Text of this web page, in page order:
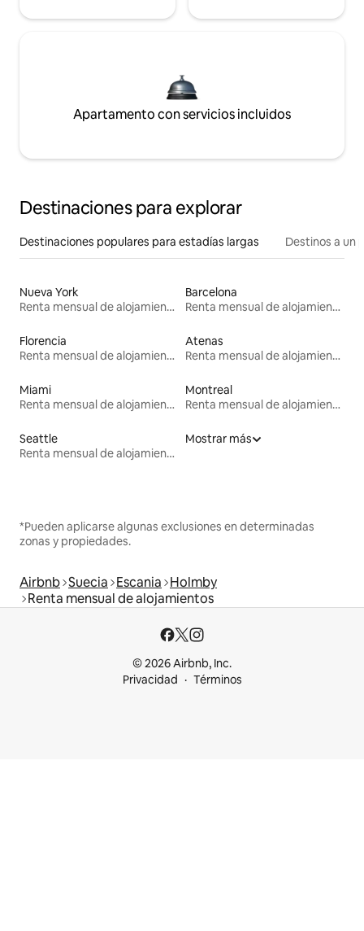
Apartamento con servicios incluidos
Destinaciones para explorar
Destinaciones populares para estadías largas Destinos a un
Nueva York
Renta mensual de alojamientos
Barcelona
Renta mensual de alojamientos
Florencia
Renta mensual de alojamientos
Atenas
Renta mensual de alojamientos
Miami
Renta mensual de alojamientos
Montreal
Renta mensual de alojamientos
Seattle
Renta mensual de alojamientos
Mostrar más
*Pueden aplicarse algunas exclusiones en determinadas
zonas y propiedades.
Airbnb Suecia Escania Holmby
Renta mensual de alojamientos
© 2026 Airbnb, Inc.
Privacidad
Términos